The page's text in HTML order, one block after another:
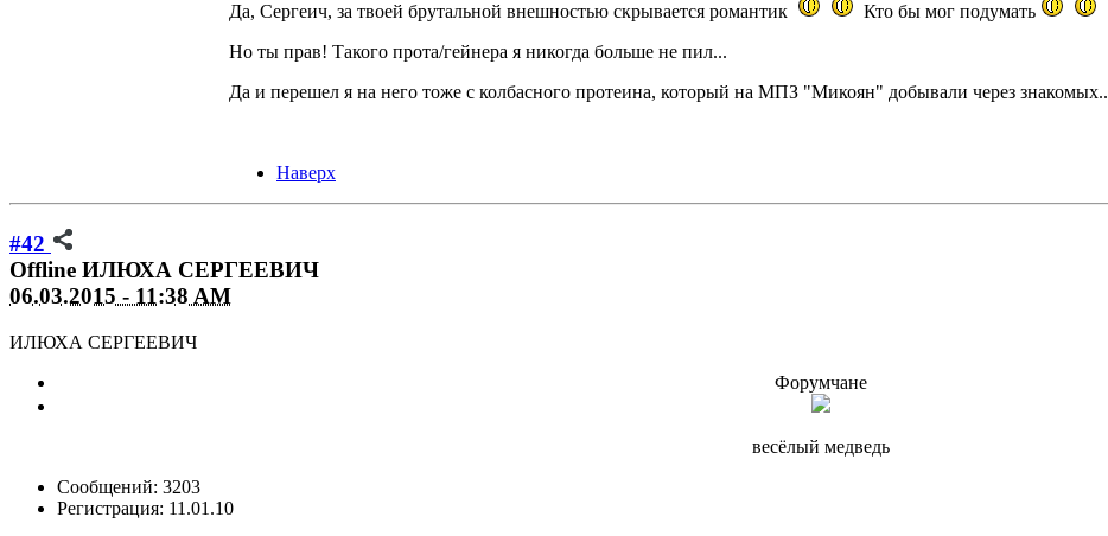
Да, Сергеич, за твоей брутальной внешностью скрывается романтик
Кто бы мог подумать
Но ты прав! Такого прота/гейнера я никогда больше не пил...
Да и перешел я на него тоже с колбасного протеина, который на МПЗ "Микоян" добывали через знакомых..
Наверх
#42
Offline ИЛЮХА СЕРГЕЕВИЧ
06.03.2015 - 11:38 AM
ИЛЮХА СЕРГЕЕВИЧ
Форумчане
весёлый медведь
Сообщений: 3203
Регистрация: 11.01.10